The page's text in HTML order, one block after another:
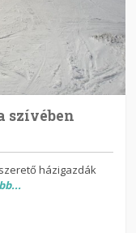
szívében
házigazdák